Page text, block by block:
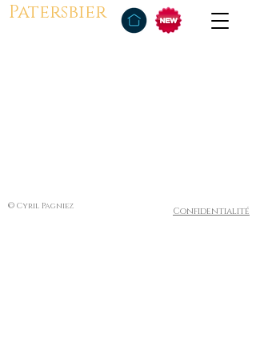
Patersbier
© Cyril Pagniez Confidentialité